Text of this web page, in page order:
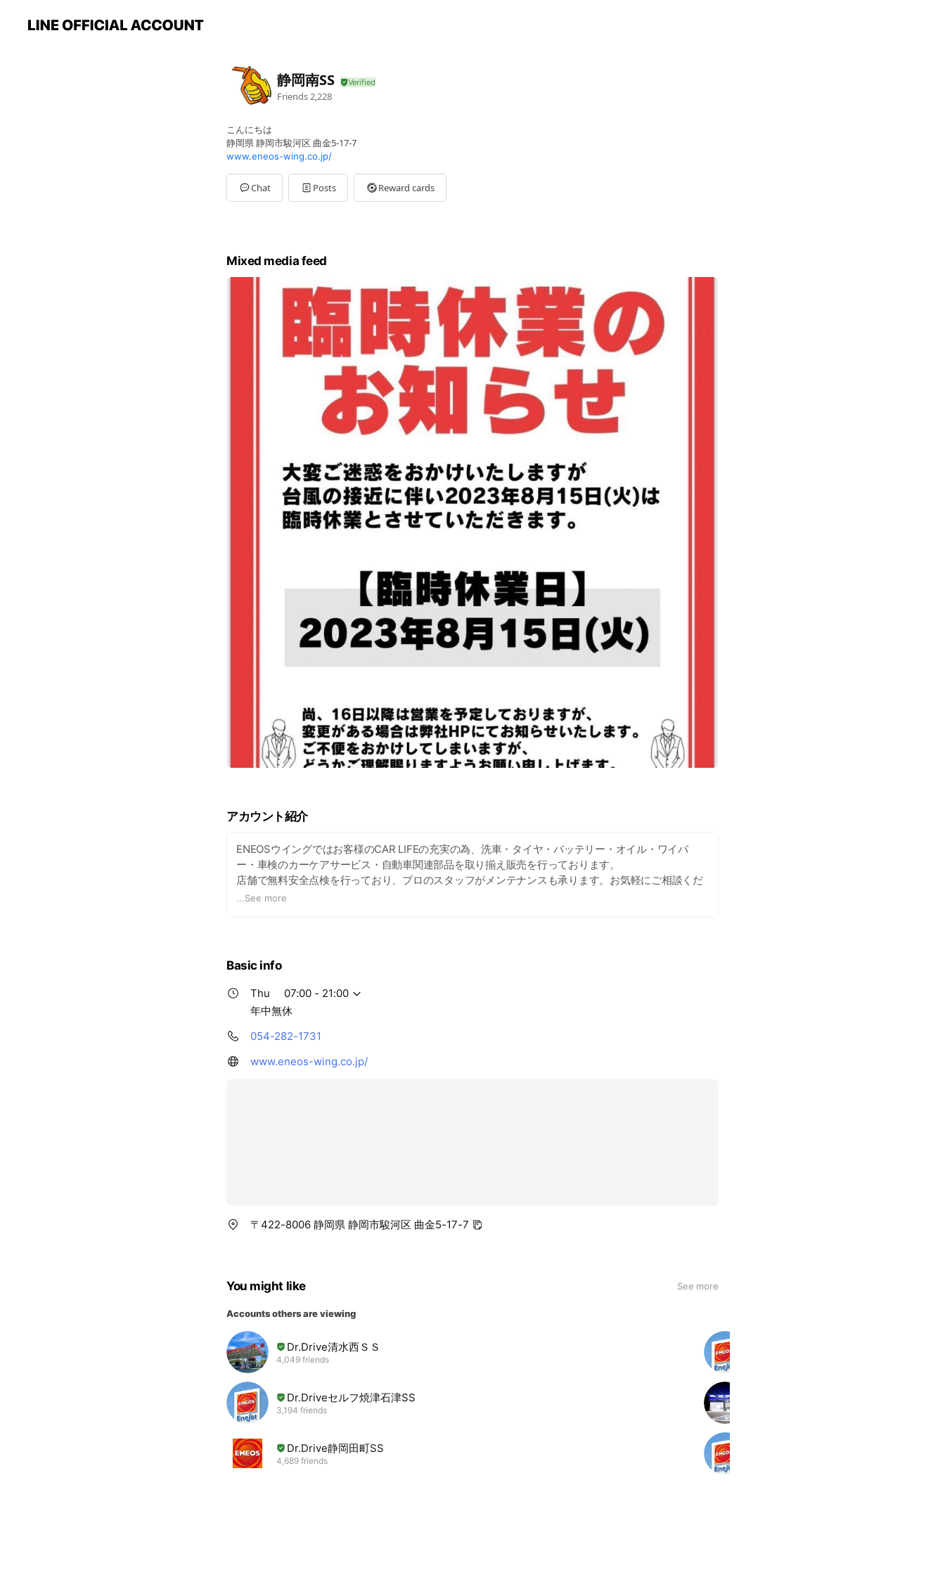
静岡南SS
Friends 2,228
こんにちは
静岡県 静岡市駿河区 曲金5-17-7
www.eneos-wing.co.jp/
Chat Posts Reward cards
Mixed media feed
アカウント紹介
ENEOSウイングではお客様のCAR LIFEの充実の為、洗車・タイヤ・バッテリー・オイル・ワイパ
ー・車検のカーケアサービス・自動車関連部品を取り揃え販売を行っております。
店舗で無料安全点検を行っており、プロのスタッフがメンテナンスも承ります。お気軽にご相談くだ
さい。
...See more
Basic info
Thu
07:00 - 21:00
年中無休
054-282-1731
www.eneos-wing.co.jp/
〒422-8006 静岡県 静岡市駿河区 曲金5-17-7
You might like See more
Accounts others are viewing
Dr.Drive清水西ＳＳ
4,049 friends
Dr.Driveセルフ焼津石津SS
3,194 friends
Dr.Drive静岡田町SS
4,689 friends